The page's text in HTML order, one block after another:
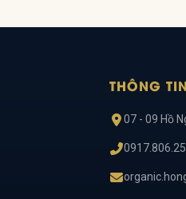
THÔNG
07 - 09 Hồ